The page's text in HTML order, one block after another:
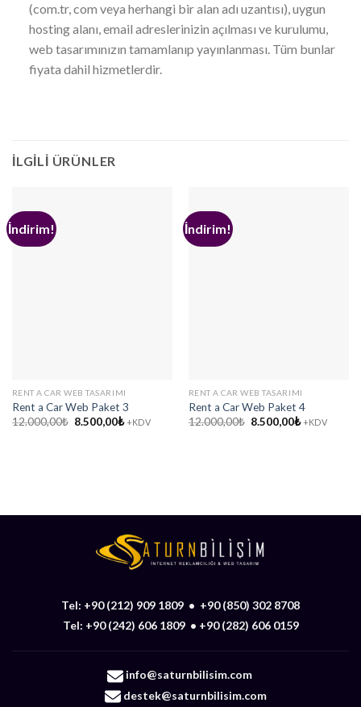
(com.tr, com veya herhangi bir alan adı uzantısı), uygun
hosting alanı, email adreslerinizin açılması ve kurulumu,
web tasarımınızın tamamlanıp yayınlanması. Tüm bunlar
fiyata dahil hizmetlerdir.
İLGILI ÜRÜNLER
İndirim!
RENT A CAR WEB TASARIMI
Rent a Car Web Paket 3
12.000,00₺ Orijinal
8.500,00₺Şu
+KDV
İndirim!
RENT A CAR WEB TASARIMI
Rent a Car Web Paket 4
12.000,00₺ Orijinal
8.500,00₺Şu
+KDV
Tel: +90 (212) 909 1809 • +90 (850) 302 8708
Tel: +90 (242) 606 1809• +90 (282) 606 0159
info@saturnbilisim.com
destek@saturnbilisim.com